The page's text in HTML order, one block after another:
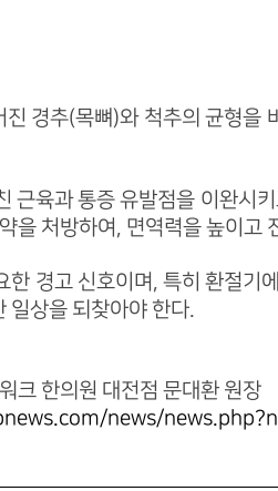
경추(목뼈)와 척추의 균형을
근육과 통증 유발점을 이완시
을 처방하여, 면역력을 높이고
한 경고 신호이며, 특히 환절기
일상을 되찾아야 한다.
크 한의원 대전점 문대환 원장
news/